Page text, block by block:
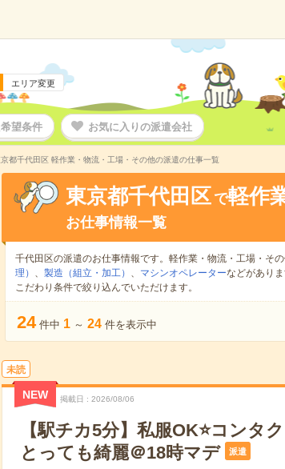
エリア変更
望条件 お気に入りの派遣会社
都千代田区 軽作業・物流・工場・その他の派遣の仕事一覧
東京都千代田区 で軽作
お仕事情報一覧
千代田区の派遣のお仕事情報です。軽作業・物流・工場・その
理） 、 製造（組立・加工） 、 マシンオペレーターなどがありま
こだわり条件で絞り込んでいただけます。
24 件中 1 ～ 24 件を表示中
未読
NEW 掲載日 2026/08/06
【駅チカ5分】私服OK⭐コンタ
とっても綺麗＠18時マデ
派遣